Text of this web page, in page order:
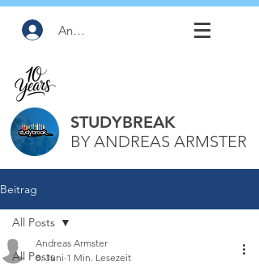
Anmelden
STUDYBREAK
BY ANDREAS ARMSTER
Beitrag
All Posts
All Posts
Andreas Armster
8. Juni 1 Min. Lesezeit